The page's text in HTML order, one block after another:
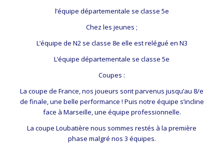
l’équipe départementale se classe 5e
Chez les jeunes ;
L’équipe de N2 se classe 8e elle est relégué en N3
L’équipe départementale se classe 5e
Coupes :
La coupe de France, nos joueurs sont parvenus jusqu’au 8/e
de finale, une belle performance ! Puis notre équipe s’incline
face à Marseille, une équipe professionnelle.
La coupe Loubatière nous sommes restés à la première
phase malgré nos 3 équipes.